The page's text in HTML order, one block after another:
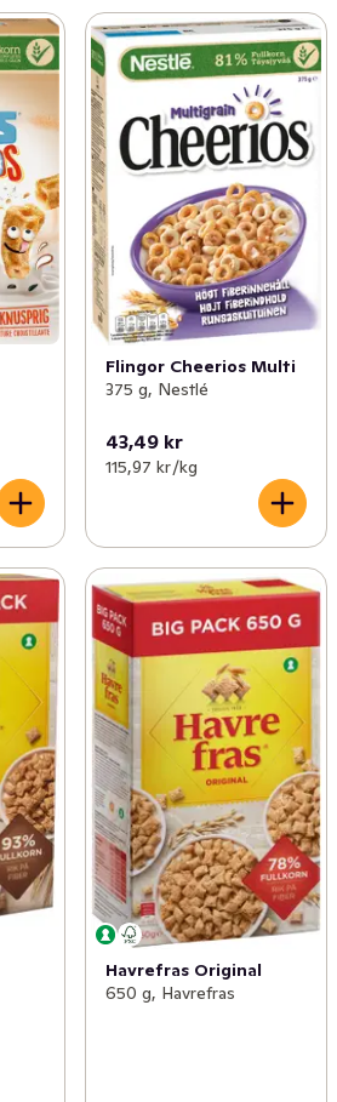
Flingor Cheerios Multi
375 g, Nestlé
43,49 kr
115,97 kr /kg
Havrefras Original
650 g, Havrefras